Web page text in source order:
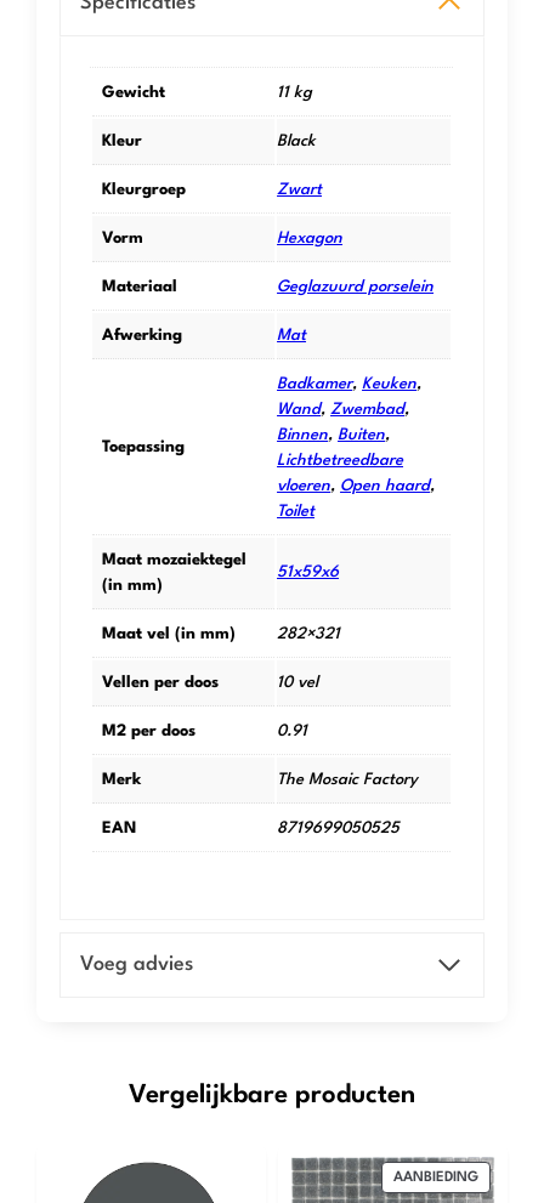
Gewicht 11 kg
Kleur Black
Kleurgroep Zwart
Vorm Hexagon
Materiaal Geglazuurd porselein
Afwerking Mat
Toepassing
Badkamer,Keuken,
Wand,Zwembad,
Binnen,Buiten,
Lichtbetreedbare
vloeren, Open haard,
Toilet
Maat mozaiektegel
(in mm)
51x59x6
Maat vel (in mm) 282×321
Vellen per doos 10 vel
M2 per doos 0.91
Merk The Mosaic Factory
EAN 8719699050525
Voeg advies
Vergelijkbare producten
AANBIEDINGPRODUCT
IN